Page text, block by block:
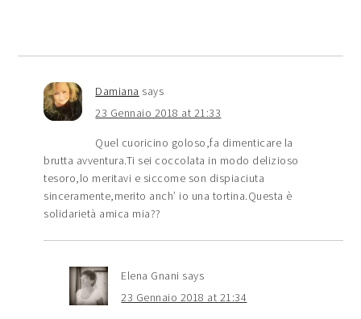
Damiana says
23 Gennaio 2018 at 21:33
Quel cuoricino goloso,fa dimenticare la
brutta avventura.Ti sei coccolata in modo delizioso
tesoro,lo meritavi e siccome son dispiaciuta
sinceramente,merito anch’ io una tortina.Questa è
solidarietà amica mia??
Elena Gnani says
23 Gennaio 2018 at 21:34